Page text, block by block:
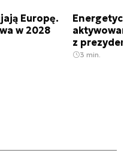
Europę.
w 2028
z
3 min.